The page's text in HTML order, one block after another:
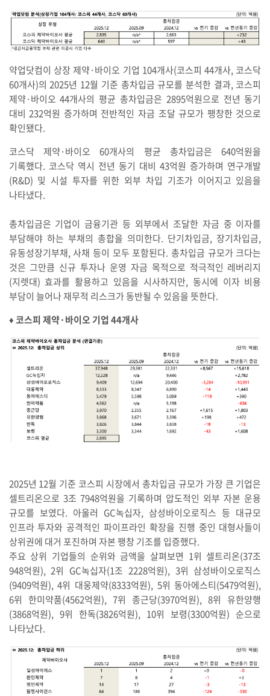
약업닷컴이 상장 제약·바이오 기업 104개사(코스피 44개사, 코스닥
60개사)의 2025년 12월 기준 총차입금 규모를 분석한 결과, 코스피
제약·바이오 44개사의 평균 총차입금은 2895억원으로 전년 동기
대비 232억원 증가하며 전반적인 자금 조달 규모가 팽창한 것으로
확인됐다.
코스닥 제약·바이오 60개사의 평균 총차입금은 640억원을
기록했다. 코스닥 역시 전년 동기 대비 43억원 증가하며 연구개발
(R&D) 및 시설 투자를 위한 외부 차입 기조가 이어지고 있음을
나타냈다.
총차입금은 기업이 금융기관 등 외부에서 조달한 자금 중 이자를
부담해야 하는 부채의 총합을 의미한다. 단기차입금, 장기차입금,
유동성장기부채, 사채 등이 모두 포함된다. 총차입금 규모가 크다는
것은 그만큼 신규 투자나 운영 자금 목적으로 적극적인 레버리지
(지렛대) 효과를 활용하고 있음을 시사하지만, 동시에 이자 비용
부담이 늘어나 재무적 리스크가 동반될 수 있음을 뜻한다.
♦︎ 코스피 제약·바이오 기업 44개사
2025년 12월 기준 코스피 시장에서 총차입금 규모가 가장 큰 기업은
셀트리온으로 3조 7948억원을 기록하며 압도적인 외부 자본 운용
규모를 보였다. 아울러 GC녹십자, 삼성바이오로직스 등 대규모
인프라 투자와 공격적인 파이프라인 확장을 진행 중인 대형사들이
상위권에 대거 포진하며 자본 팽창 기조를 입증했다.
주요 상위 기업들의 순위와 금액을 살펴보면 1위 셀트리온(37조
948억원), 2위 GC녹십자(1조 2228억원), 3위 삼성바이오로직스
(9409억원), 4위 대웅제약(8333억원), 5위 동아에스티(5479억원),
6위 한미약품(4562억원), 7위 종근당(3970억원), 8위 유한양행
(3868억원), 9위 한독(3826억원), 10위 보령(3300억원) 순으로
나타났다.